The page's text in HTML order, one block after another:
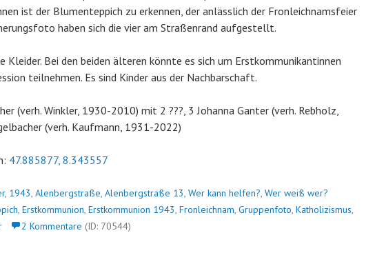
ist der Blumenteppich zu erkennen, der anlässlich der Fronleichnamsfeier
haben sich die vier am Straßenrand aufgestellt.
Kleider. Bei den beiden älteren könnte es sich um Erstkommunikantinnen
teilnehmen. Es sind Kinder aus der Nachbarschaft.
(verh. Winkler, 1930-2010) mit 2 ???, 3 Johanna Ganter (verh. Rebholz,
(verh. Kaufmann, 1931-2022)
47.885877, 8.343557
, 1943, Alenbergstraße, Alenbergstraße 13, Wer kann helfen?, Wer weiß wer?
, Erstkommunion, Erstkommunion 1943, Fronleichnam, Gruppenfoto, Katholizismus,
2 Kommentare (ID: 70544)